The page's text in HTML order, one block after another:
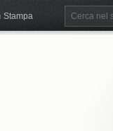
Stampa